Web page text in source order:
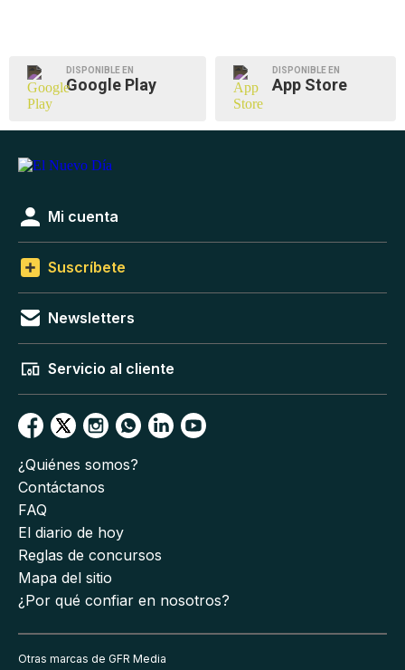
DISPONIBLE EN
Google Play
DISPONIBLE EN
App Store
Mi cuenta
Suscríbete
Newsletters
Servicio al cliente
¿Quiénes somos?
Contáctanos
FAQ
El diario de hoy
Reglas de concursos
Mapa del sitio
¿Por qué confiar en nosotros?
Otras marcas de GFR Media